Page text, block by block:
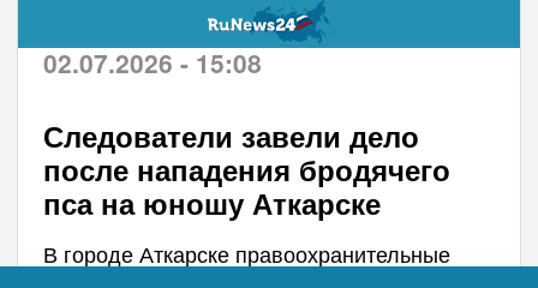
02.07.2026 - 15:08
Следователи завели дело
после нападения бродячего
пса на юношу Аткарске
В городе Аткарске правоохранительные